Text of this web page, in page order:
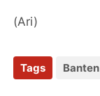
(Ari)
Tags Banten